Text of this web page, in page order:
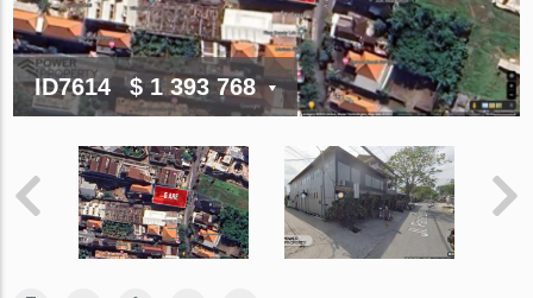
ID7614 $ 1 393 768